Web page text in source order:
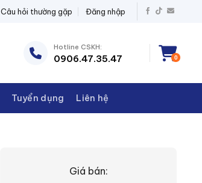
Câu hỏi thường gặp Đăng nhập
Hotline CSKH:
0906.47.35.47 0
Tuyển dụng Liên hệ
Giá bán: